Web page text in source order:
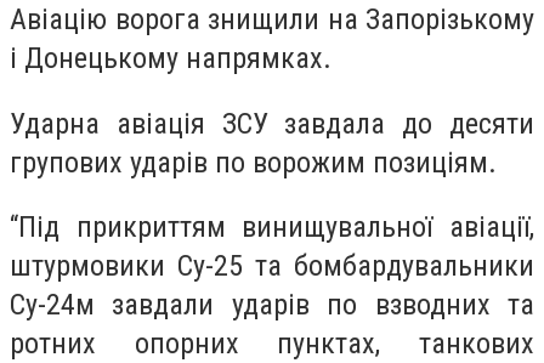
Авіацію ворога знищили на Запорізькому
і Донецькому напрямках.
Ударна авіація ЗСУ завдала до десяти
групових ударів по ворожим позиціям.
“Під прикриттям винищувальної авіації,
штурмовики Су-25 та бомбардувальники
Су-24м завдали ударів по взводних та
ротних опорних пунктах, танкових